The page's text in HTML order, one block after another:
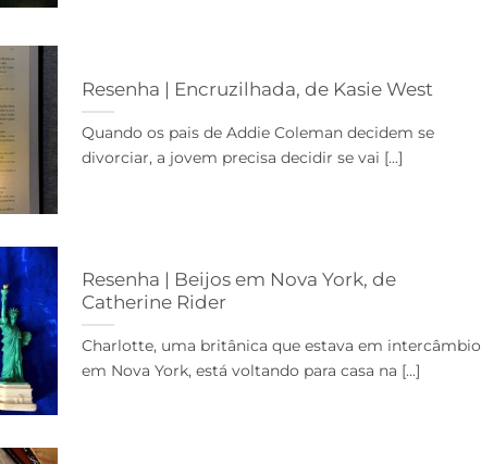
Resenha | Encruzilhada, de Kasie West
Quando os pais de Addie Coleman decidem se
divorciar, a jovem precisa decidir se vai [...]
Resenha | Beijos em Nova York, de
Catherine Rider
Charlotte, uma britânica que estava em intercâmbio
em Nova York, está voltando para casa na [...]